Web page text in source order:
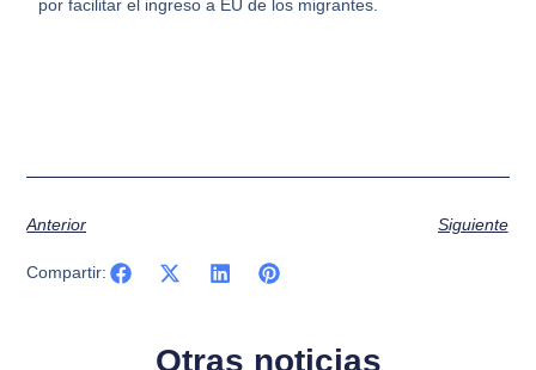
por facilitar el ingreso a EU de los migrantes.
Anterior Siguiente
Compartir:
Otras noticias